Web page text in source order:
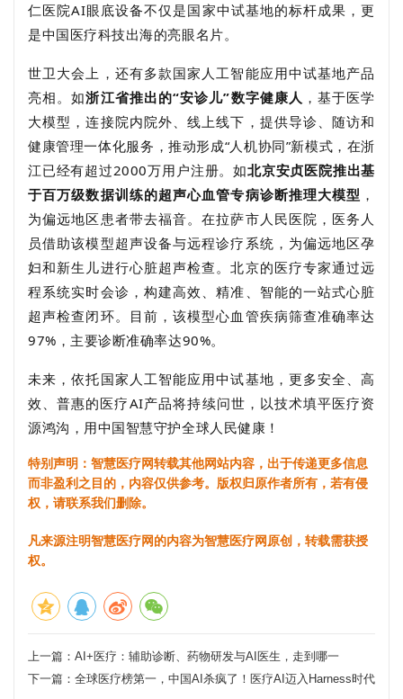
仁医院AI眼底设备不仅是国家中试基地的标杆成果，更
是中国医疗科技出海的亮眼名片。
世卫大会上，还有多款国家人工智能应用中试基地产品
亮相。如浙江省推出的“安诊儿”数字健康人 ，基于医学
大模型，连接院内院外、线上线下，提供导诊、随访和
健康管理一体化服务，推动形成“人机协同”新模式，在浙
江已经有超过2000万用户注册。如北京安贞医院推出基
于百万级数据训练的超声心血管专病诊断推理大模型 ，
为偏远地区患者带去福音。在拉萨市人民医院，医务人
员借助该模型超声设备与远程诊疗系统，为偏远地区孕
妇和新生儿进行心脏超声检查。北京的医疗专家通过远
程系统实时会诊，构建高效、精准、智能的一站式心脏
超声检查闭环。目前，该模型心血管疾病筛查准确率达
97%，主要诊断准确率达90%。
未来，依托国家人工智能应用中试基地，更多安全、高
效、普惠的医疗AI产品将持续问世，以技术填平医疗资
源鸿沟，用中国智慧守护全球人民健康！
特别声明：智慧医疗网转载其他网站内容，出于传递更多信息
而非盈利之目的，内容仅供参考。版权归原作者所有，若有侵
权，请联系我们删除。
凡来源注明智慧医疗网的内容为智慧医疗网原创，转载需获授
权。
上一篇： AI+医疗：辅助诊断、药物研发与AI医生，走到哪一
下一篇： 全球医疗榜第一，中国AI杀疯了！医疗AI迈入Harness时代